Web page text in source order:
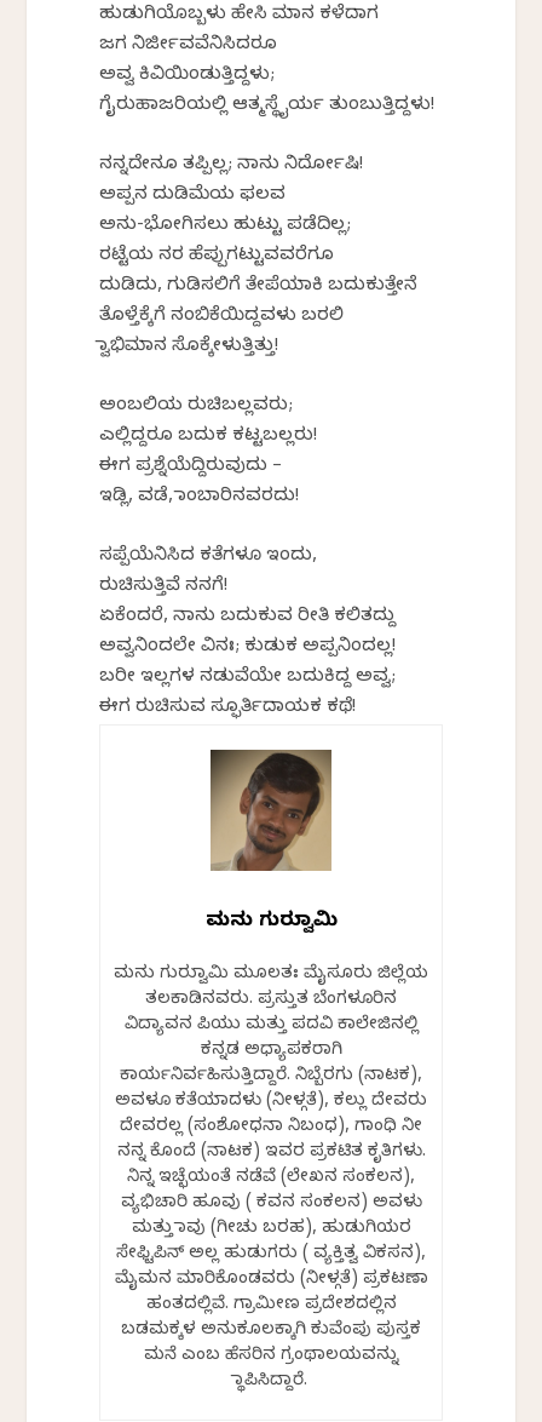
ಹುಡುಗಿಯೊಬ್ಬಳು ಹೇಸಿ ಮಾನ ಕಳೆದಾಗ
ಜಗ ನಿರ್ಜೀವವೆನಿಸಿದರೂ
ಅವ್ವ ಕಿವಿಯಿಂಡುತ್ತಿದ್ದಳು;
ಗೈರುಹಾಜರಿಯಲ್ಲಿ ಆತ್ಮಸ್ಥೈರ್ಯ ತುಂಬುತ್ತಿದ್ದಳು!
ನನ್ನದೇನೂ ತಪ್ಪಿಲ್ಲ; ನಾನು ನಿರ್ದೋಷಿ!
ಅಪ್ಪನ ದುಡಿಮೆಯ ಫಲವ
ಅನು-ಭೋಗಿಸಲು ಹುಟ್ಟು ಪಡೆದಿಲ್ಲ;
ರಟ್ಟೆಯ ನರ ಹೆಪ್ಪುಗಟ್ಟುವವರೆಗೂ
ದುಡಿದು, ಗುಡಿಸಲಿಗೆ ತೇಪೆಯಾಕಿ ಬದುಕುತ್ತೇನೆ
ತೊಳ್ತೆಕ್ಕೆಗೆ ನಂಬಿಕೆಯಿದ್ದವಳು ಬರಲಿ
ಸ್ವಾಭಿಮಾನ ಸೊಕ್ಕೇಳುತ್ತಿತ್ತು!
ಅಂಬಲಿಯ ರುಚಿಬಲ್ಲವರು;
ಎಲ್ಲಿದ್ದರೂ ಬದುಕ ಕಟ್ಟಬಲ್ಲರು!
ಈಗ ಪ್ರಶ್ನೆಯೆದ್ದಿರುವುದು –
ಇಡ್ಲಿ, ವಡೆ, ಸಾಂಬಾರಿನವರದು!
ಸಪ್ಪೆಯೆನಿಸಿದ ಕತೆಗಳೂ ಇಂದು,
ರುಚಿಸುತ್ತಿವೆ ನನಗೆ!
ಏಕೆಂದರೆ, ನಾನು ಬದುಕುವ ರೀತಿ ಕಲಿತದ್ದು
ಅವ್ವನಿಂದಲೇ ವಿನಃ; ಕುಡುಕ ಅಪ್ಪನಿಂದಲ್ಲ!
ಬರೀ ಇಲ್ಲಗಳ ನಡುವೆಯೇ ಬದುಕಿದ್ದ ಅವ್ವ;
ಈಗ ರುಚಿಸುವ ಸ್ಫೂರ್ತಿದಾಯಕ ಕಥೆ!
ಮನು ಗುರುಸ್ವಾಮಿ
ಮನು ಗುರುಸ್ವಾಮಿ ಮೂಲತಃ ಮೈಸೂರು ಜಿಲ್ಲೆಯ
ತಲಕಾಡಿನವರು. ಪ್ರಸ್ತುತ ಬೆಂಗಳೂರಿನ
ವಿದ್ಯಾವನ ಪಿಯು ಮತ್ತು ಪದವಿ ಕಾಲೇಜಿನಲ್ಲಿ
ಕನ್ನಡ ಅಧ್ಯಾಪಕರಾಗಿ
ಕಾರ್ಯನಿರ್ವಹಿಸುತ್ತಿದ್ದಾರೆ. ನಿಬ್ಬೆರಗು (ನಾಟಕ),
ಅವಳೂ ಕತೆಯಾದಳು (ನೀಳ್ಗತೆ), ಕಲ್ಲು ದೇವರು
ದೇವರಲ್ಲ (ಸಂಶೋಧನಾ ನಿಬಂಧ), ಗಾಂಧಿ ನೀ
ನನ್ನ ಕೊಂದೆ (ನಾಟಕ) ಇವರ ಪ್ರಕಟಿತ ಕೃತಿಗಳು.
ನಿನ್ನ ಇಚ್ಛೆಯಂತೆ ನಡೆವೆ (ಲೇಖನ ಸಂಕಲನ),
ವ್ಯಭಿಚಾರಿ ಹೂವು ( ಕವನ ಸಂಕಲನ) ಅವಳು
ಮತ್ತು ಸಾವು (ಗೀಚು ಬರಹ), ಹುಡುಗಿಯರ
ಸೇಫ್ಟಿಪಿನ್ ಅಲ್ಲ ಹುಡುಗರು ( ವ್ಯಕ್ತಿತ್ವ ವಿಕಸನ),
ಮೈಮನ ಮಾರಿಕೊಂಡವರು (ನೀಳ್ಗತೆ) ಪ್ರಕಟಣಾ
ಹಂತದಲ್ಲಿವೆ. ಗ್ರಾಮೀಣ ಪ್ರದೇಶದಲ್ಲಿನ
ಬಡಮಕ್ಕಳ ಅನುಕೂಲಕ್ಕಾಗಿ ಕುವೆಂಪು ಪುಸ್ತಕ
ಮನೆ ಎಂಬ ಹೆಸರಿನ ಗ್ರಂಥಾಲಯವನ್ನು
ಸ್ಥಾಪಿಸಿದ್ದಾರೆ.